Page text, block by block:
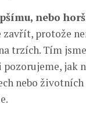
nebo
protože
trzích. Tím jsme
jak
nebo životních